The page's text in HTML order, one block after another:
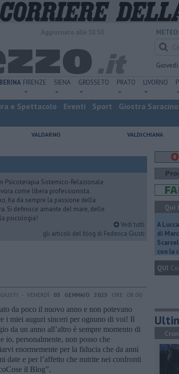
METEO:
Giovedì
FIRENZE SIENA GROSSETO PRATO LIVORNO
e Spettacolo Eventi Sport Giostra Saracino
VALDARNO VALDICHIANA
Psicoterapia Sistemico-Relazionale
come libera professionista.
ha da sempre la passione della
Si definisce amante del mare, delle
psicologia!
Vedi tutti
gli articoli del blog di Federica Giusti
- VENERDÌ 03 GENNAIO 2025 ORE 08:00
da poco il nuovo anno e non potevano
i miei auguri sinceri per ognuno di voi! Il
da un anno all’altro è sempre momento di
io, personalmente, non posso che
enormemente per la fiducia che da anni
date e per l’affetto che nutrite nei confronti
il Blog”.
Qui
A
di
con la
QUI